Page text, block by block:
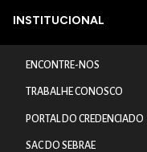
INSTITUCIONAL
ENCONTRE-NOS
TRABALHE CONOSCO
PORTAL DO CREDENCIADO
SAC DO SEBRAE